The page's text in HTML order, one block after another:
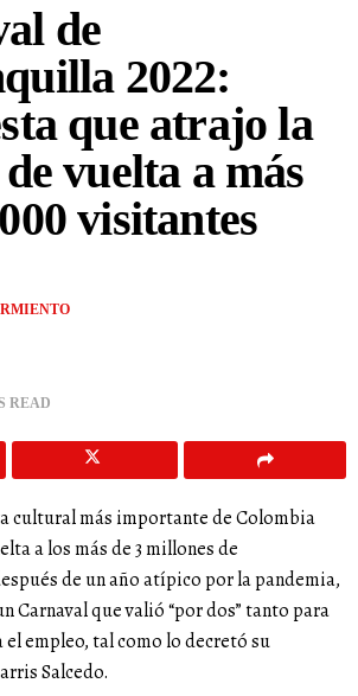
de
2022:
que atrajo la
vuelta a más
visitantes
READ
cultural más importante de Colombia
a los más de 3 millones de
de un año atípico por la pandemia,
Carnaval que valió “por dos” tanto para
empleo, tal como lo decretó su
Salcedo.